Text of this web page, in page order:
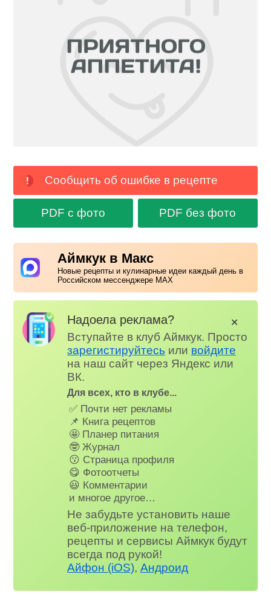
Сообщить об ошибке в рецепте
PDF с фото PDF без фото
Аймкук в Макс
Новые рецепты и кулинарные идеи каждый день в
Российском мессенджере MAX
Надоела реклама?
Вступайте в клуб Аймкук. Просто
зарегистируйтесь или войдите
на наш сайт через Яндекс или
ВК.
Для всех, кто в клубе...
✅ Почти нет рекламы
📌 Книга рецептов
🤩 Планер питания
🤓 Журнал
😗 Страница профиля
😋 Фотоотчеты
😃 Комментарии
и многое другое…
Не забудьте установить наше
веб-приложение на телефон,
рецепты и сервисы Аймкук будут
всегда под рукой!
Айфон (iOS),Андроид
✕